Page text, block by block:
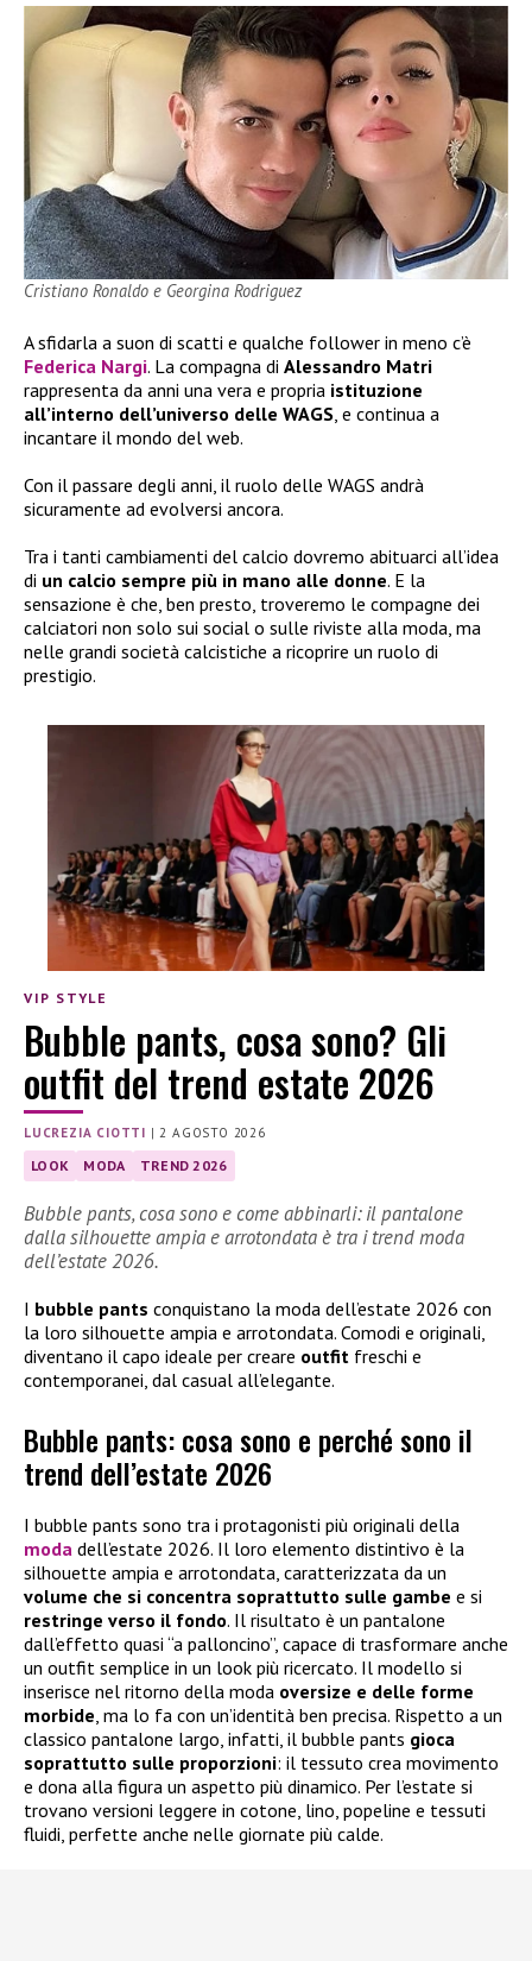
Cristiano Ronaldo e Georgina Rodriguez
A sfidarla a suon di scatti e qualche follower in meno c’è
Federica Nargi. La compagna di Alessandro Matri
rappresenta da anni una vera e propria istituzione
all’interno dell’universo delle WAGS , e continua a
incantare il mondo del web.
Con il passare degli anni, il ruolo delle WAGS andrà
sicuramente ad evolversi ancora.
Tra i tanti cambiamenti del calcio dovremo abituarci all’idea
di un calcio sempre più in mano alle donne. E la
sensazione è che, ben presto, troveremo le compagne dei
calciatori non solo sui social o sulle riviste alla moda, ma
nelle grandi società calcistiche a ricoprire un ruolo di
prestigio.
VIP STYLE
Bubble pants, cosa sono? Gli
outfit del trend estate 2026
LUCREZIA CIOTTI |2 AGOSTO 2026
LOOK MODA TREND 2026
Bubble pants, cosa sono e come abbinarli: il pantalone
dalla silhouette ampia e arrotondata è tra i trend moda
dell’estate 2026.
I bubble pants conquistano la moda dell’estate 2026 con
la loro silhouette ampia e arrotondata. Comodi e originali,
diventano il capo ideale per creare outfit freschi e
contemporanei, dal casual all’elegante.
Bubble pants: cosa sono e perché sono il
trend dell’estate 2026
I bubble pants sono tra i protagonisti più originali della
moda dell’estate 2026. Il loro elemento distintivo è la
silhouette ampia e arrotondata, caratterizzata da un
volume che si concentra soprattutto sulle gambe e si
restringe verso il fondo. Il risultato è un pantalone
dall’effetto quasi “a palloncino”, capace di trasformare anche
un outfit semplice in un look più ricercato. Il modello si
inserisce nel ritorno della moda oversize e delle forme
morbide, ma lo fa con un’identità ben precisa. Rispetto a un
classico pantalone largo, infatti, il bubble pants gioca
soprattutto sulle proporzioni: il tessuto crea movimento
e dona alla figura un aspetto più dinamico. Per l’estate si
trovano versioni leggere in cotone, lino, popeline e tessuti
fluidi, perfette anche nelle giornate più calde.